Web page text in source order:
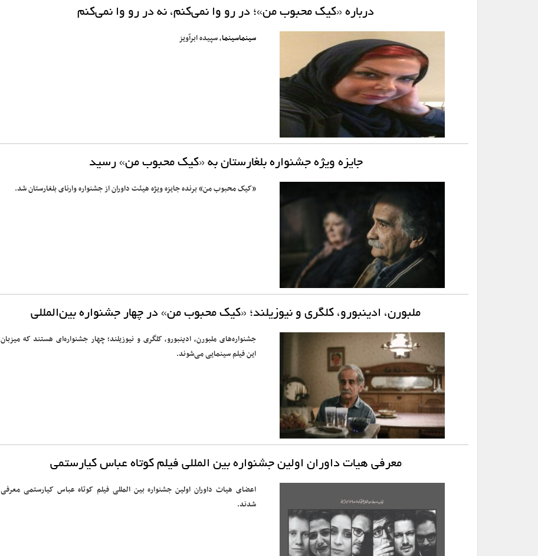
درباره «کیک محبوب من»؛ در رو وا نمی‌کنم، نه در رو وا نمی‌کنم
سینماسینما، سپیده ابرآویز
جایزه ویژه جشنواره بلغارستان به «کیک محبوب من» رسید
«کیک محبوب من» برنده جایزه ویژه هیئت داوران از جشنواره وارنای بلغارستان شد.
ملبورن، ادینبورو، کلگری و نیوزیلند؛ «کیک محبوب من» در چهار جشنواره بین‌المللی
جشنواره‌های ملبورن، ادینبورو، کلگری و نیوزیلند؛ چهار جشنواره‌ای هستند که میزبان
این فیلم سینمایی می‌شوند.
معرفی هیات داوران اولین جشنواره بین المللی فیلم کوتاه عباس کیارستمی
اعضای هیات داوران اولین جشنواره بین المللی فیلم کوتاه عباس کیارستمی معرفی
شدند.